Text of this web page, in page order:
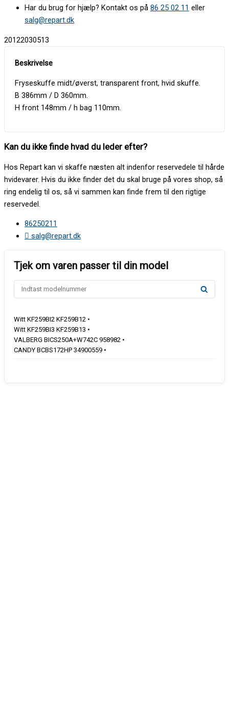
Har du brug for hjælp? Kontakt os på 86 25 02 11 eller
salg@repart.dk
20122030513
Fryseskuffe midt/øverst, transparent front, hvid skuffe.
B 386mm / D 360mm.
H front 148mm / h bag 110mm.
Kan du ikke finde hvad du leder efter?
Hos Repart kan vi skaffe næsten alt indenfor reservedele til hårde
hvidevarer. Hvis du ikke finder det du skal bruge på vores shop, så
ring endelig til os, så vi sammen kan finde frem til den rigtige
reservedel.
86250211
salg@repart.dk
Witt KF259BI2 KF259B12 •
Witt KF259BI3 KF259B13 •
VALBERG BICS250A+W742C 958982 •
CANDY BCBS172HP 34900559 •